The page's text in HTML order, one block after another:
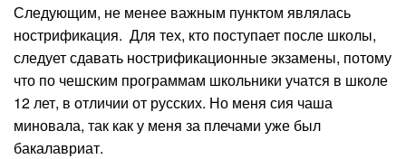
Следующим, не менее важным пунктом являлась
нострификация. Для тех, кто поступает после школы,
следует сдавать нострификационные экзамены, потому
что по чешским программам школьники учатся в школе
12 лет, в отличии от русских. Но меня сия чаша
миновала, так как у меня за плечами уже был
бакалавриат.